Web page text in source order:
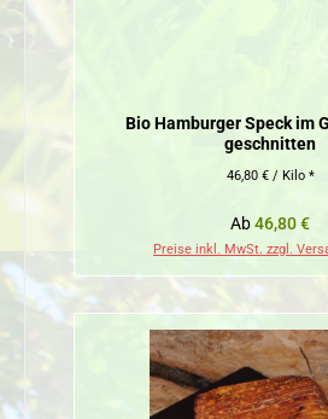
Bio Hamburger Speck im
geschnitten
46,80 € / Kilo *
Regulärer
Ab46,80 €
Preise inkl. MwSt. zzgl.